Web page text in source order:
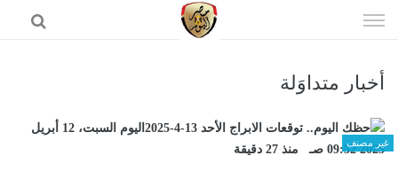
الى
أخبار متداوَلة
غير مصنف